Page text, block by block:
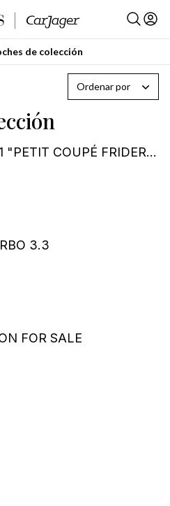
de colección
Ordenar por
COUPÉ FRIDERIC
TURBO 3.3
FOR SALE